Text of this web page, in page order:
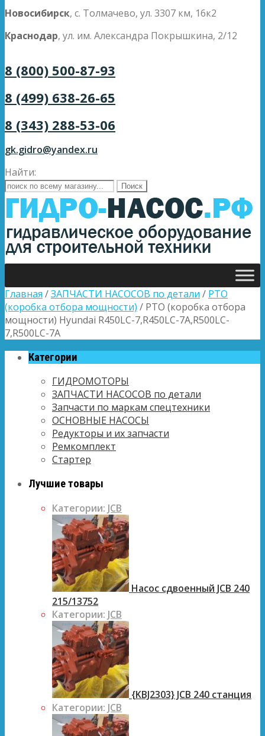
Новосибирск, с. Толмачево, ул. 3307 км, 16к2
Краснодар, ул. им. Александра Покрышкина, 2/12
8 (800) 500-87-93
8 (499) 638-26-65
8 (343) 288-53-06
gk.gidro@yandex.ru
Найти:
Главная /ЗАПЧАСТИ НАСОСОВ по детали / PTO
(коробка отбора мощности) / PTO (коробка отбора
мощности) Hyundai R450LC-7,R450LC-7A,R500LC-
7,R500LC-7A
Категории
ГИДРОМОТОРЫ
ЗАПЧАСТИ НАСОСОВ по детали
Запчасти по маркам спецтехники
ОСНОВНЫЕ НАСОСЫ
Редукторы и их запчасти
Ремкомплект
Стартер
Лучшие товары
Категории: JCB
Насос сдвоенный JCB 240
215/13752
Категории: JCB
{KBJ2303} JCB 240 станция
Категории: JCB